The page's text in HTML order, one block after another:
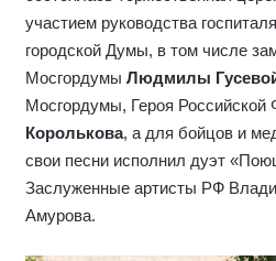
участием руководства
городской Думы, в том числе
Мосгордумы Людмилы
Мосгордумы, Героя Российской
Королькова, а для бойцов и
свои песни исполнил дуэт
Заслуженные артисты РФ
Амурова.